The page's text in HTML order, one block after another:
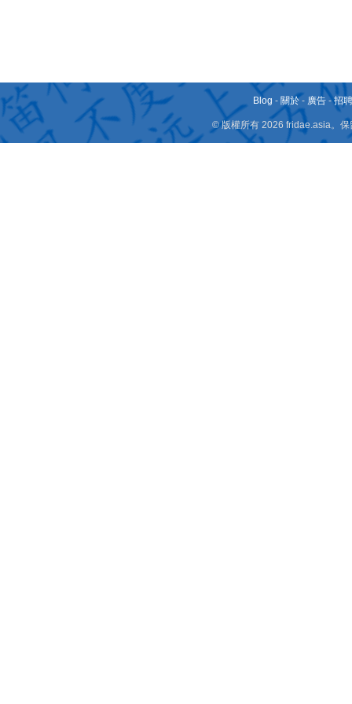
Blog - 關於 - 廣告 -招
© 版權所有 2026 fridae.asia。